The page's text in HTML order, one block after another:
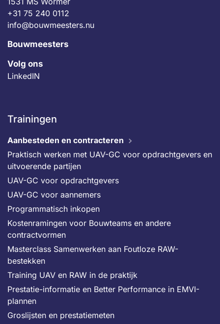
+31 75 240 0112
info@bouwmeesters.nu
Bouwmeesters
Volg ons
LinkedIN
Trainingen
Aanbesteden en contracteren
Praktisch werken met UAV-GC voor opdrachtgevers en
uitvoerende partijen
UAV-GC voor opdrachtgevers
UAV-GC voor aannemers
Programmatisch inkopen
Kostenramingen voor Bouwteams en andere
contractvormen
Masterclass Samenwerken aan Foutloze RAW-
bestekken
Training UAV en RAW in de praktijk
Prestatie-informatie en Better Performance in EMVI-
plannen
Groslijsten en prestatiemeten